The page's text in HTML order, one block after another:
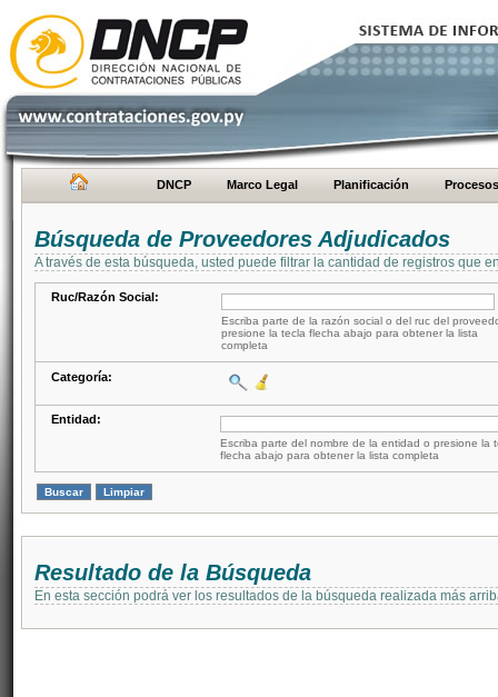
DNCP Marco Legal Planificación Procesos
Búsqueda de Proveedores Adjudicados
A través de esta búsqueda, usted puede filtrar la cantidad de registros que
Ruc/Razón Social:
Escriba parte de la razón social o del ruc del
presione la tecla flecha abajo para obtener la lista
completa
Categoría:
Entidad:
Escriba parte del nombre de la entidad o presione la
flecha abajo para obtener la lista completa
Resultado de la Búsqueda
En esta sección podrá ver los resultados de la búsqueda realizada más